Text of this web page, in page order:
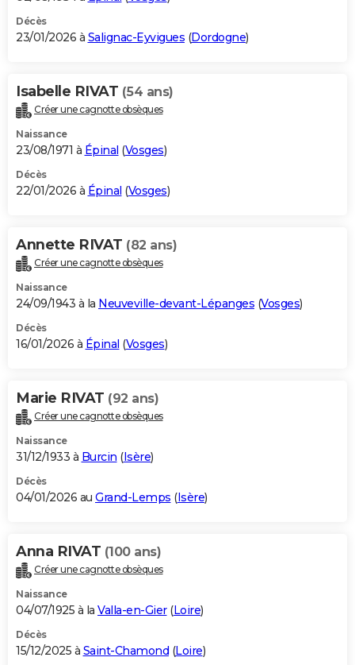
Décès
23/01/2026 à Salignac-Eyvigues (Dordogne)
Isabelle RIVAT (54 ans)
Créer une cagnotte obsèques
Naissance
23/08/1971 à Épinal (Vosges)
Décès
22/01/2026 à Épinal (Vosges)
Annette RIVAT (82 ans)
Créer une cagnotte obsèques
Naissance
24/09/1943 à la Neuveville-devant-Lépanges (Vosges)
Décès
16/01/2026 à Épinal (Vosges)
Marie RIVAT (92 ans)
Créer une cagnotte obsèques
Naissance
31/12/1933 à Burcin (Isère)
Décès
04/01/2026 au Grand-Lemps (Isère)
Anna RIVAT (100 ans)
Créer une cagnotte obsèques
Naissance
04/07/1925 à la Valla-en-Gier(Loire)
Décès
15/12/2025 à Saint-Chamond (Loire)